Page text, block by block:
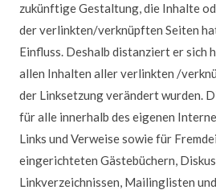
AKTUELLES
FISCHERFEST
Fischerfest
2026
Fischerfeste
Bilder
/
Presseartikel
zukünftige Gestaltung, die Inhalte
der verlinkten/verknüpften Seiten
Einfluss. Deshalb distanziert er sich
allen Inhalten aller verlinkten /
der Linksetzung verändert wurden.
für alle innerhalb des eigenen
Links und Verweise sowie für
eingerichteten Gästebüchern,
Linkverzeichnissen, Mailinglisten